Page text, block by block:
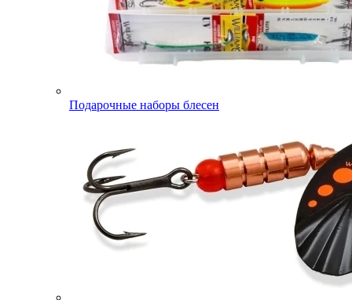
Подарочные наборы блесен